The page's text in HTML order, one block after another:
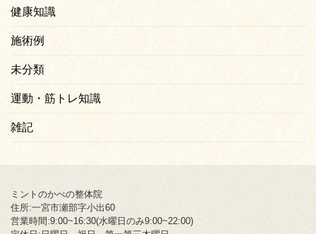
健康知識
施術例
未分類
運動・筋トレ知識
雑記
ミントのかべの整体院
住所:一宮市瀬部字小出60
営業時間:9:00~16:30(水曜日のみ9:00~22:00)